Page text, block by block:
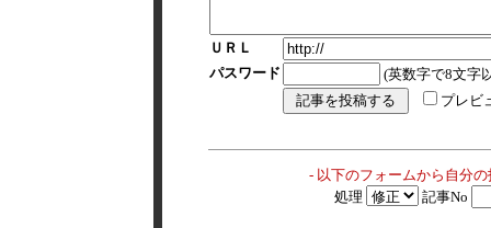
ＵＲＬ
パスワード
(英数字で8文字
プレビ
- 以下のフォームから自分
処理
記事No